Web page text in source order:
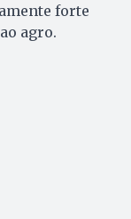
forte
agro.